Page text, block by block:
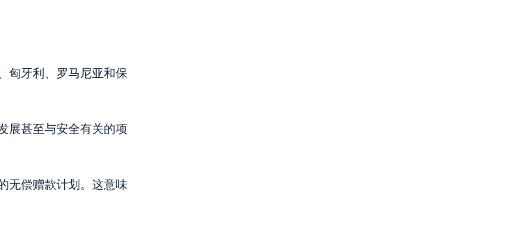
匈牙利、罗马尼亚和保
展甚至与安全有关的项
无偿赠款计划。这意味